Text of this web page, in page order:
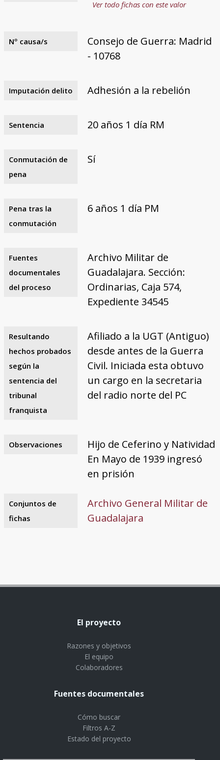
Ver todo fichas con este valor
Nº causa/s
Consejo de Guerra: Madrid
- 10768
Imputación delito Adhesión a la rebelión
Sentencia 20 años 1 día RM
Conmutación de
pena
Sí
Pena tras la
conmutación
6 años 1 día PM
Fuentes
documentales
del proceso
Archivo Militar de
Guadalajara. Sección:
Ordinarias, Caja 574,
Expediente 34545
Resultando
hechos probados
según la
sentencia del
tribunal
franquista
Afiliado a la UGT (Antiguo)
desde antes de la Guerra
Civil. Iniciada esta obtuvo
un cargo en la secretaria
del radio norte del PC
Observaciones
Hijo de Ceferino y Natividad
En Mayo de 1939 ingresó
en prisión
Conjuntos de
fichas
Archivo General Militar de
Guadalajara
El proyecto
Razones y objetivos
El equipo
Colaboradores
Fuentes documentales
Cómo buscar
Filtros A-Z
Estado del proyecto